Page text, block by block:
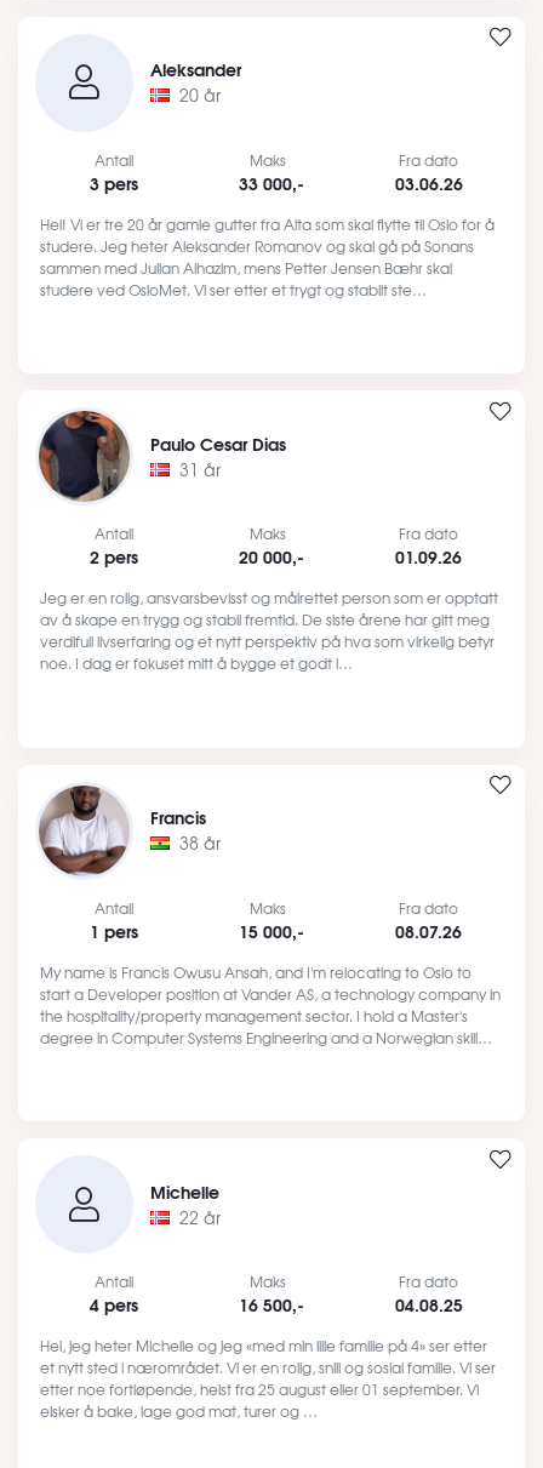
Aleksander
20 år
Antall
3 pers
Maks
33 000,-
Fra dato
03.06.26
Hei! Vi er tre 20 år gamle gutter fra Alta som skal flytte til Oslo for å
studere. Jeg heter Aleksander Romanov og skal gå på Sonans
sammen med Julian Alhazim, mens Petter Jensen Bæhr skal
studere ved OsloMet. Vi ser etter et trygt og stabilt ste…
Paulo Cesar Dias
31 år
Antall
2 pers
Maks
20 000,-
Fra dato
01.09.26
Jeg er en rolig, ansvarsbevisst og målrettet person som er opptatt
av å skape en trygg og stabil fremtid. De siste årene har gitt meg
verdifull livserfaring og et nytt perspektiv på hva som virkelig betyr
noe. I dag er fokuset mitt å bygge et godt l…
Francis
38 år
Antall
1 pers
Maks
15 000,-
Fra dato
08.07.26
My name is Francis Owusu Ansah, and I'm relocating to Oslo to
start a Developer position at Vander AS, a technology company in
the hospitality/property management sector. I hold a Master's
degree in Computer Systems Engineering and a Norwegian skill…
Michelle
22 år
Antall
4 pers
Maks
16 500,-
Fra dato
04.08.25
Hei, jeg heter Michelle og jeg «med min lille familie på 4» ser etter
et nytt sted i nærområdet. Vi er en rolig, snill og sosial familie. Vi ser
etter noe fortløpende, helst fra 25 august eller 01 september. Vi
elsker å bake, lage god mat, turer og …